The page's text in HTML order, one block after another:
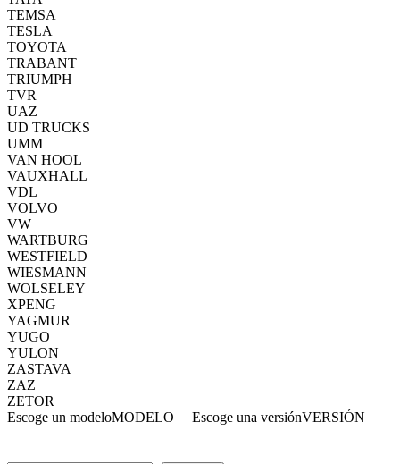
TEMSA
TESLA
TOYOTA
TRABANT
TRIUMPH
TVR
UAZ
UD TRUCKS
UMM
VAN HOOL
VAUXHALL
VDL
VOLVO
VW
WARTBURG
WESTFIELD
WIESMANN
WOLSELEY
XPENG
YAGMUR
YUGO
YULON
ZASTAVA
ZAZ
ZETOR
Escoge un modeloMODELO Escoge una versiónVERSIÓN